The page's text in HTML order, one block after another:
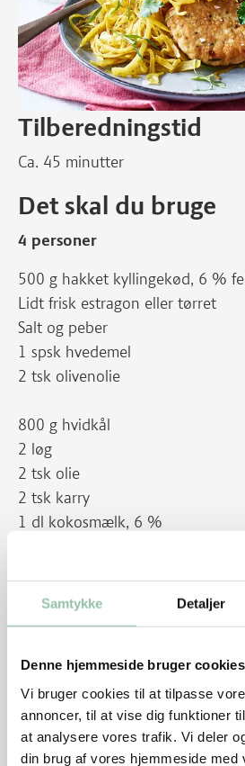
Samtykke Detaljer
Denne hjemmeside bruger cookies
Vi bruger cookies til at tilpasse
annoncer, til at vise dig funktioner
at analysere vores trafik. Vi deler
din brug af vores hjemmeside med
Tilberedningstid
Ca. 45 minutter
Det skal du bruge
4 personer
500 g hakket kyllingekød, 6 %
Lidt frisk estragon eller tørret
Salt og peber
1 spsk hvedemel
2 tsk olivenolie
800 g hvidkål
2 løg
2 tsk olie
2 tsk karry
1 dl kokosmælk, 6 %
Pynt
En håndfuld persille eller anden
Tilbehør
200 g groft brød
Sådan gør du